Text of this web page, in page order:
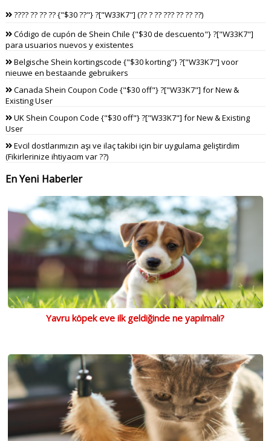
???? ?? ?? ?? {"$30 ??"} ?["W33K7"] (?? ? ?? ??? ?? ?? ??)
Código de cupón de Shein Chile {"$30 de descuento"} ?["W33K7"]
para usuarios nuevos y existentes
Belgische Shein kortingscode {"$30 korting"} ?["W33K7"] voor
nieuwe en bestaande gebruikers
Canada Shein Coupon Code {"$30 off"} ?["W33K7"] for New &
Existing User
UK Shein Coupon Code {"$30 off"} ?["W33K7"] for New & Existing
User
Evcil dostlarımızın aşı ve ilaç takibi için bir uygulama geliştirdim
(Fikirlerinize ihtiyacım var ??)
En Yeni Haberler
Yavru köpek eve ilk geldiğinde ne yapılmalı?